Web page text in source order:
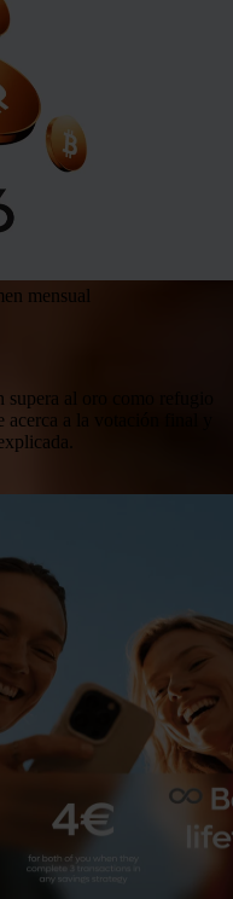
mensual
al oro como refugio
a la votación final y